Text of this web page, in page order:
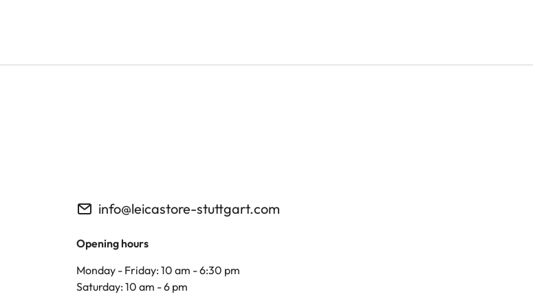
info@leicastore-stuttgart.com
Opening hours
Monday - Friday: 10 am - 6:30 pm
Saturday: 10 am - 6 pm